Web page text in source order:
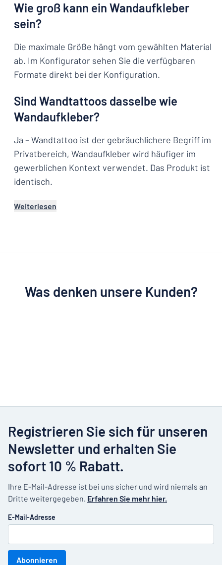
Wie groß kann ein Wandaufkleber
sein?
Die maximale Größe hängt vom gewählten Material
ab. Im Konfigurator sehen Sie die verfügbaren
Formate direkt bei der Konfiguration.
Sind Wandtattoos dasselbe wie
Wandaufkleber?
Ja – Wandtattoo ist der gebräuchlichere Begriff im
Privatbereich, Wandaufkleber wird häufiger im
gewerblichen Kontext verwendet. Das Produkt ist
identisch.
Weiterlesen
Was denken unsere Kunden?
Registrieren Sie sich für unseren
Newsletter und erhalten Sie
sofort 10 % Rabatt.
Ihre E-Mail-Adresse ist bei uns sicher und wird niemals an
Dritte weitergegeben. Erfahren Sie mehr hier.
E-Mail-Adresse
Abonnieren